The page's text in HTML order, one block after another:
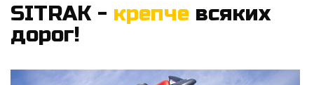
SITRAK - крепче всяких
дорог!